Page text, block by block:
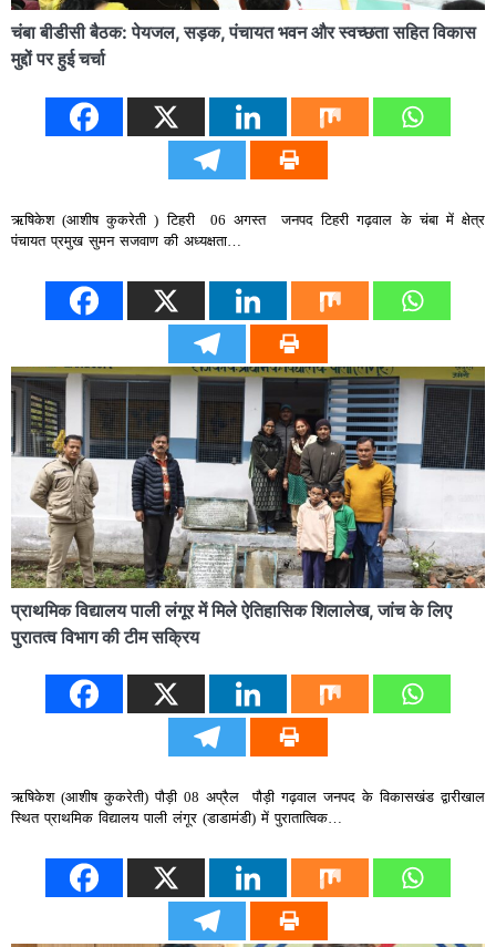
चंबा बीडीसी बैठक: पेयजल, सड़क, पंचायत भवन और स्वच्छता सहित विकास
मुद्दों पर हुई चर्चा
ऋषिकेश (आशीष कुकरेती ) टिहरी 06 अगस्त जनपद टिहरी गढ़वाल के चंबा में क्षेत्र
पंचायत प्रमुख सुमन सजवाण की अध्यक्षता…
प्राथमिक विद्यालय पाली लंगूर में मिले ऐतिहासिक शिलालेख, जांच के लिए
पुरातत्व विभाग की टीम सक्रिय
ऋषिकेश (आशीष कुकरेती) पौड़ी 08 अप्रैल पौड़ी गढ़वाल जनपद के विकासखंड द्वारीखाल
स्थित प्राथमिक विद्यालय पाली लंगूर (डाडामंडी) में पुरातात्विक…